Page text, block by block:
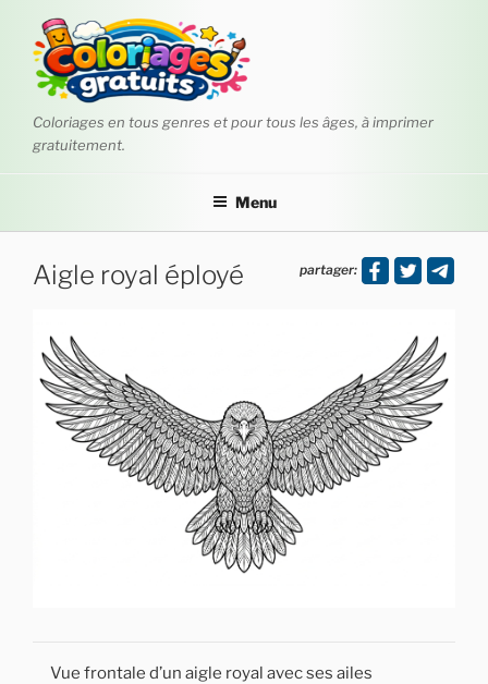
contenu
principal
Coloriages en tous genres et pour tous les âges, à imprimer
gratuitement.
Menu
Aigle royal éployé partager:
Vue frontale d’un aigle royal avec ses ailes